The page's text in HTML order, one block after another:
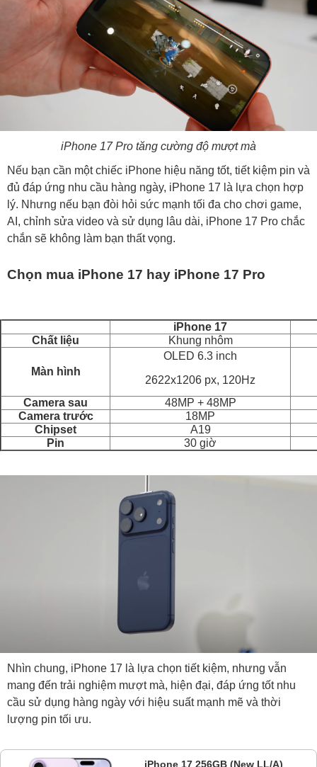
iPhone 17 Pro tăng cường độ mượt mà
Nếu bạn cần một chiếc iPhone hiệu năng tốt, tiết kiệm pin và
đủ đáp ứng nhu cầu hàng ngày, iPhone 17 là lựa chọn hợp
lý. Nhưng nếu bạn đòi hỏi sức mạnh tối đa cho chơi game,
AI, chỉnh sửa video và sử dụng lâu dài, iPhone 17 Pro chắc
chắn sẽ không làm bạn thất vọng.
Chọn mua iPhone 17 hay iPhone 17 Pro
iPhone 17
Chất liệu
Khung nhôm
Màn hình
OLED 6.3 inch
2622x1206 px, 120Hz
Camera sau
48MP + 48MP
Camera trước
18MP
Chipset
A19
Pin
30 giờ
Nhìn chung, iPhone 17 là lựa chọn tiết kiệm, nhưng vẫn
mang đến trải nghiệm mượt mà, hiện đại, đáp ứng tốt nhu
cầu sử dụng hàng ngày với hiệu suất mạnh mẽ và thời
lượng pin tối ưu.
iPhone 17 256GB (New LL/A)